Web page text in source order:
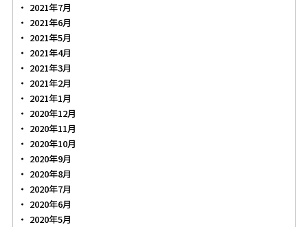
2021年7月
2021年6月
2021年5月
2021年4月
2021年3月
2021年2月
2021年1月
2020年12月
2020年11月
2020年10月
2020年9月
2020年8月
2020年7月
2020年6月
2020年5月